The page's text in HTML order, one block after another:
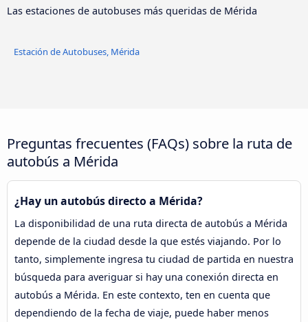
Las estaciones de autobuses más queridas de Mérida
Estación de Autobuses, Mérida
Preguntas frecuentes (FAQs) sobre la ruta de
autobús a Mérida
¿Hay un autobús directo a Mérida?
La disponibilidad de una ruta directa de autobús a Mérida
depende de la ciudad desde la que estés viajando. Por lo
tanto, simplemente ingresa tu ciudad de partida en nuestra
búsqueda para averiguar si hay una conexión directa en
autobús a Mérida. En este contexto, ten en cuenta que
dependiendo de la fecha de viaje, puede haber menos